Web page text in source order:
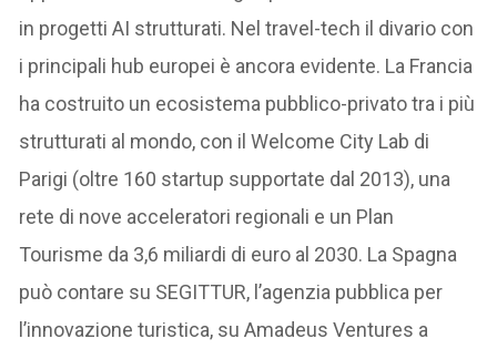
in progetti AI strutturati. Nel travel-tech il divario con
i principali hub europei è ancora evidente. La Francia
ha costruito un ecosistema pubblico-privato tra i più
strutturati al mondo, con il Welcome City Lab di
Parigi (oltre 160 startup supportate dal 2013), una
rete di nove acceleratori regionali e un Plan
Tourisme da 3,6 miliardi di euro al 2030. La Spagna
può contare su SEGITTUR, l’agenzia pubblica per
l’innovazione turistica, su Amadeus Ventures a